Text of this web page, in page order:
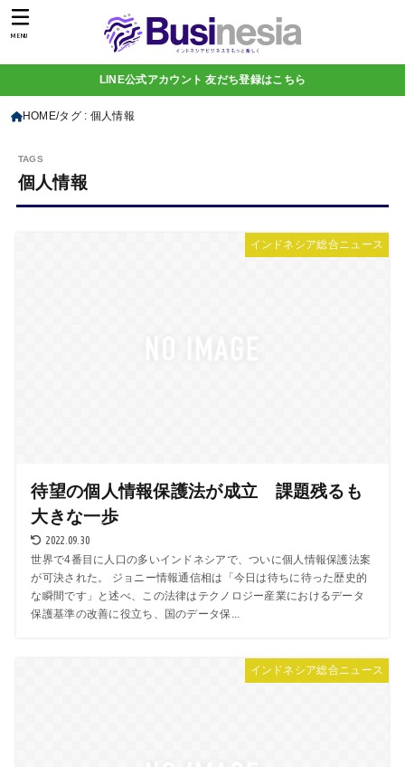
MENU
LINE公式アカウント 友だち登録はこちら
HOME タグ : 個人情報
個人情報
インドネシア総合ニュース
待望の個人情報保護法が成立 課題残るも
大きな一歩
2022.09.30
世界で4番目に人口の多いインドネシアで、ついに個人情報保護法案
が可決された。 ジョニー情報通信相は「今日は待ちに待った歴史的
な瞬間です」と述べ、この法律はテクノロジー産業におけるデータ
保護基準の改善に役立ち、国のデータ保...
インドネシア総合ニュース